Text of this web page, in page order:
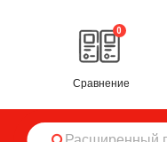
0
Сравнение